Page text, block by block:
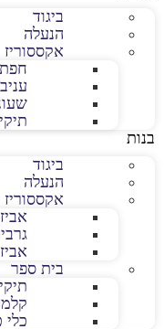
ביגוד
הנעלה
אקססוריז
בנות
ביגוד
הנעלה
בית ספר
כלי